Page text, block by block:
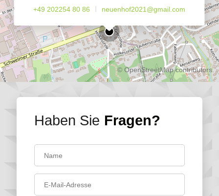
Haben Sie Fragen?
+49 202254 80 86
neuenhof2021@gmail.com
© OpenStreetMapcontributors.